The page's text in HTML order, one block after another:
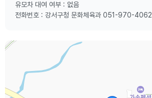
유모차 대여 여부 : 없음
전화번호 : 강서구청 문화체육과 051-970-4062